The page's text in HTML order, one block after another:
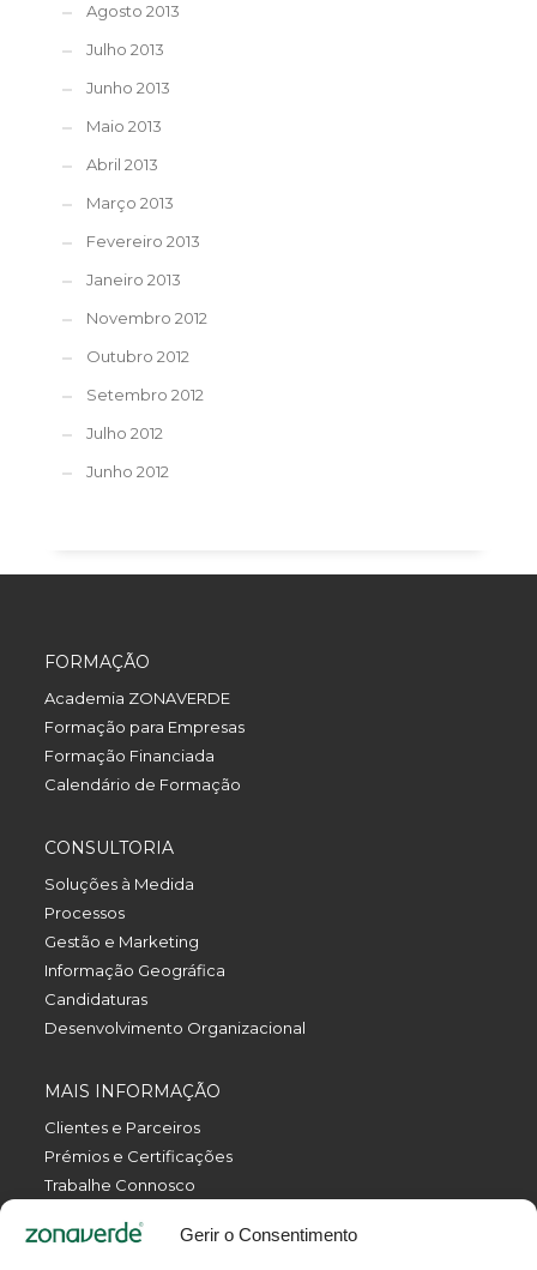
Gerir o Consentimento
Agosto 2013
Julho 2013
Junho 2013
Maio 2013
Abril 2013
Março 2013
Fevereiro 2013
Janeiro 2013
Novembro 2012
Outubro 2012
Setembro 2012
Julho 2012
Junho 2012
FORMAÇÃO
Academia ZONAVERDE
Formação para Empresas
Formação Financiada
Calendário de Formação
CONSULTORIA
Soluções à Medida
Processos
Gestão e Marketing
Informação Geográfica
Candidaturas
Desenvolvimento Organizacional
MAIS INFORMAÇÃO
Clientes e Parceiros
Prémios e Certificações
Trabalhe Connosco
Política da Qualidade